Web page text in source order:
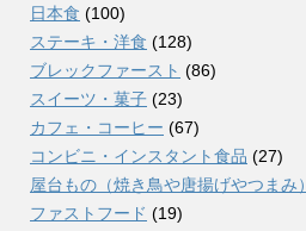
日本食 (100)
ステーキ・洋食 (128)
ブレックファースト (86)
スイーツ・菓子 (23)
カフェ・コーヒー (67)
コンビニ・インスタント食品 (27)
屋台もの（焼き鳥や唐揚げやつまみ）
ファストフード (19)